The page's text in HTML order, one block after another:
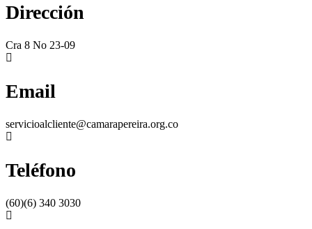
Dirección
Cra 8 No 23-09
Email
servicioalcliente@camarapereira.org.co
Teléfono
(60)(6) 340 3030